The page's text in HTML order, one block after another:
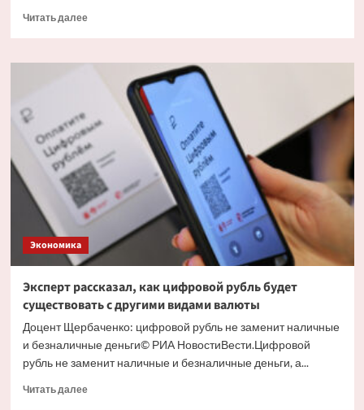
Читать далееПрочитать
Экономист
объяснил
причину
массового
обналичивания
вкладов
Экономика
Эксперт рассказал, как цифровой рубль будет
существовать с другими видами валюты
Доцент Щербаченко: цифровой рубль не заменит наличные
и безналичные деньги© РИА НовостиВести.Цифровой
рубль не заменит наличные и безналичные деньги, а...
Читать далееПрочитать